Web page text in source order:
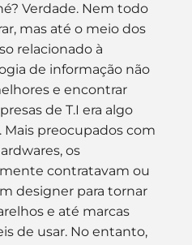
Verdade. Nem todo
mas até o meio dos
relacionado à
de informação não
e encontrar
de T.I era algo
Mais preocupados com
os
contratavam ou
designer para tornar
e até marcas
de usar. No entanto,